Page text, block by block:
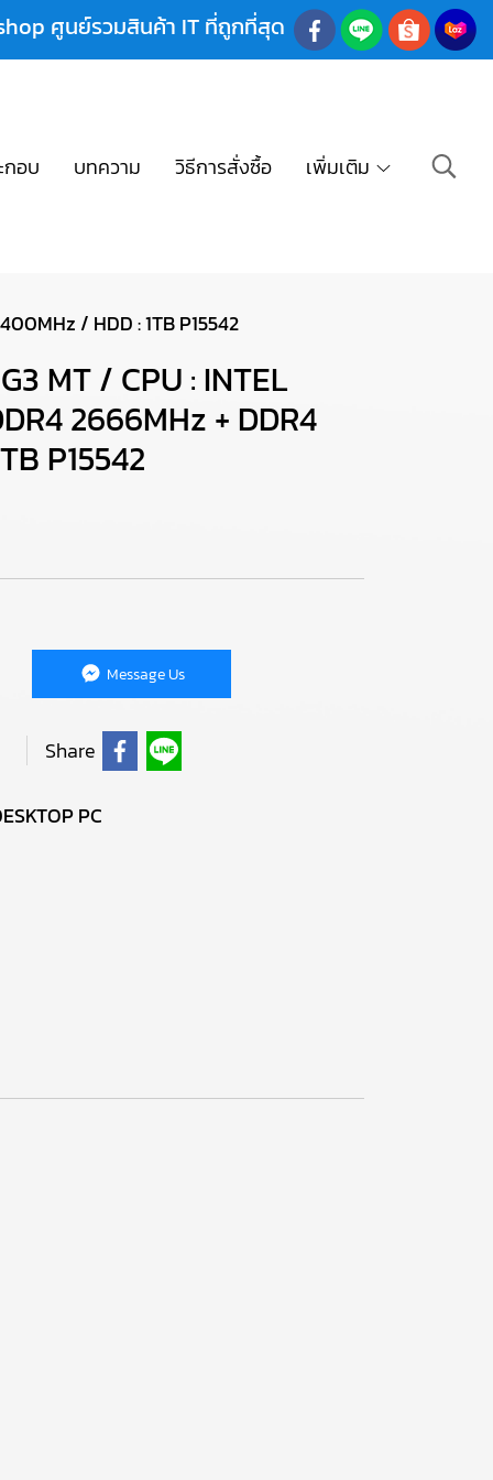
ศูนย์รวมสินค้า IT ที่ถูกที่สุด
อบ บทความ วิธีการสั่งซื้อ เพิ่มเติม
/ HDD : 1TB P15542
MT / CPU : INTEL
2666MHz + DDR4
P15542
Message Us
Share
PC